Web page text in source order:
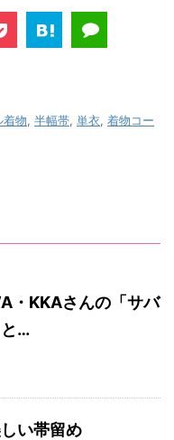
着物, 半幅帯, 単衣, 着物コー
・KKAさんの「サバ
と…
い帯留め